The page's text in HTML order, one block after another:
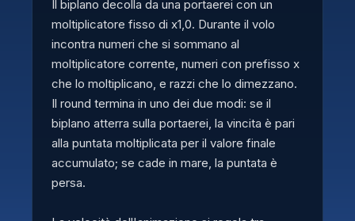
Il biplano decolla da una portaerei con un
moltiplicatore fisso di x1,0. Durante il volo
incontra numeri che si sommano al
moltiplicatore corrente, numeri con prefisso x
che lo moltiplicano, e razzi che lo dimezzano.
Il round termina in uno dei due modi: se il
biplano atterra sulla portaerei, la vincita è pari
alla puntata moltiplicata per il valore finale
accumulato; se cade in mare, la puntata è
persa.